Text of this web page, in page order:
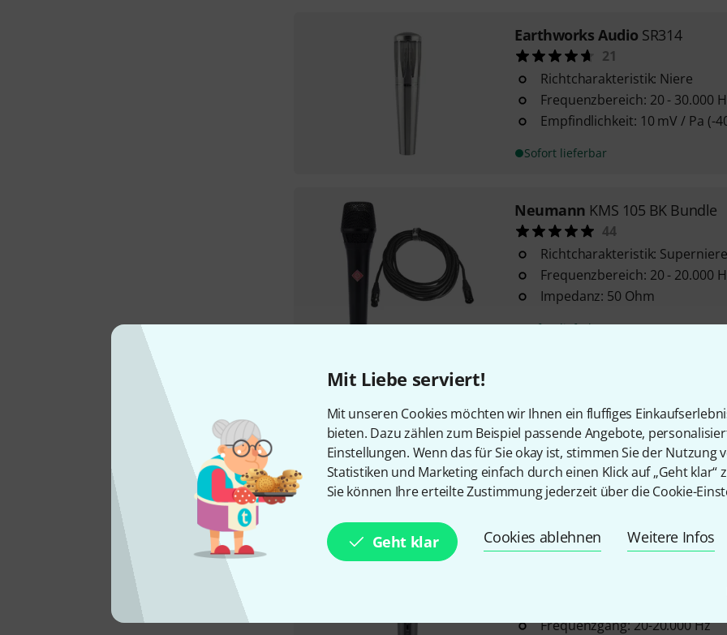
Mit Liebe serviert!
Mit unseren Cookies möchten wir Ihnen ein fluffiges
bieten. Dazu zählen zum Beispiel passende Angebote,
Einstellungen. Wenn das für Sie okay ist, stimmen Sie der Nutzung
Statistiken und Marketing einfach durch einen Klick auf „Geht klar“
Sie können Ihre erteilte Zustimmung jederzeit über die Cookie-
Geht klar Cookies ablehnen Weitere Infos
Earthworks Audio SR314
21
Richtcharakteristik: Niere
Frequenzbereich: 20 - 30.000
Empfindlichkeit: 10 mV / Pa (-
Sofort lieferbar
Neumann KMS 105 BK Bundle
44
Richtcharakteristik: Superniere
Frequenzbereich: 20 - 20.000
Impedanz: 50 Ohm
Sofort lieferbar
94
für Sprache und Gesang
Charakteristik: Superniere
Frequenzbereich: 40 - 20.000
Sofort lieferbar
Frequenzgang: 20-20.000 Hz